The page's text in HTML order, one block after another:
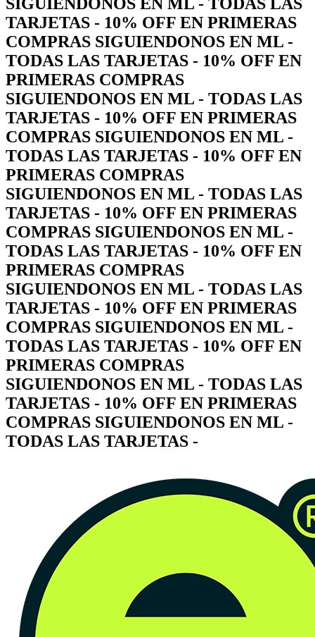
TARJETAS - 10% OFF EN PRIMERAS
COMPRAS SIGUIENDONOS EN ML -
TODAS LAS TARJETAS - 10% OFF EN
PRIMERAS COMPRAS
SIGUIENDONOS EN ML - TODAS LAS
TARJETAS - 10% OFF EN PRIMERAS
COMPRAS SIGUIENDONOS EN ML -
TODAS LAS TARJETAS - 10% OFF EN
PRIMERAS COMPRAS
SIGUIENDONOS EN ML - TODAS LAS
TARJETAS - 10% OFF EN PRIMERAS
COMPRAS SIGUIENDONOS EN ML -
TODAS LAS TARJETAS - 10% OFF EN
PRIMERAS COMPRAS
SIGUIENDONOS EN ML - TODAS LAS
TARJETAS - 10% OFF EN PRIMERAS
COMPRAS SIGUIENDONOS EN ML -
TODAS LAS TARJETAS - 10% OFF EN
PRIMERAS COMPRAS
SIGUIENDONOS EN ML - TODAS LAS
TARJETAS - 10% OFF EN PRIMERAS
COMPRAS SIGUIENDONOS EN ML -
TODAS LAS TARJETAS -